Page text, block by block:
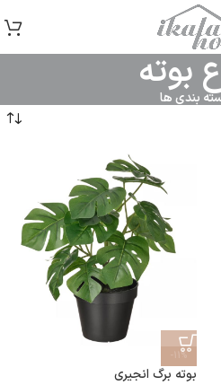
بوته
بندی ها
-11%
بوته برگ انجیری